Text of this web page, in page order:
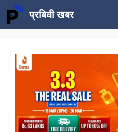
Skip
content
प्रबिधी खबर